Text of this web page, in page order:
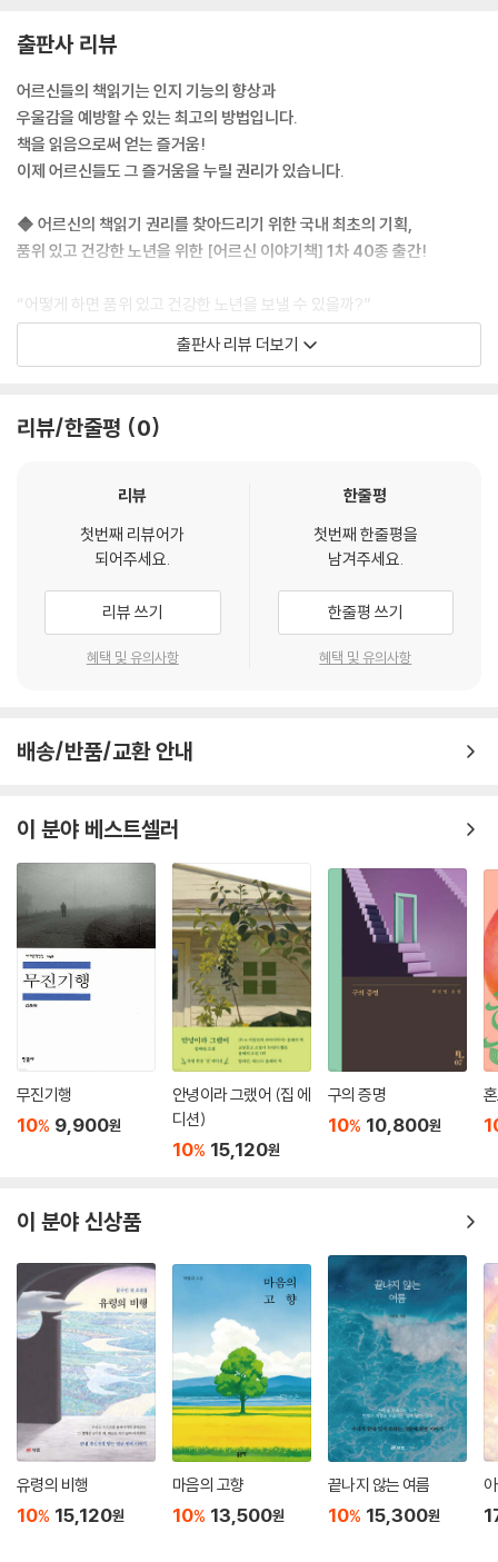
출판사 리뷰
어르신들의 책읽기는 인지 기능의 향상과
우울감을 예방할 수 있는 최고의 방법입니다.
책을 읽음으로써 얻는 즐거움!
이제 어르신들도 그 즐거움을 누릴 권리가 있습니다.
◆ 어르신의 책읽기 권리를 찾아드리기 위한 국내 최초의 기획,
품위 있고 건강한 노년을 위한 [어르신 이야기책] 1차 40종 출간!
“어떻게 하면 품위 있고 건강한 노년을 보낼 수 있을까?”
이에 전문가들은 어르신의 지적 활동을 적극 권장하고 있습니다. 한마디로
책읽기이지요. 하지만 현실은 어르신들께 어린이들이 보는 그림책을 권하
었습니다.
고 자격을 갖추는 것은 아닙니다. 건강한 기억인자가 활성화될 수 있는 소
할 격에 맞는 그림이 함께 어우러져야 합니다.
[어르신 이야기책]은 분당서울대학교병원 신경인지센터 책임자인 김상윤
박사의 자문을 받아 어르신들이 생생하게 기억하는 요소들을 이끌어내기
에 적합한 소재의 글로 선정했으며, 글의 소재들을 그림으로 표현해서 글
과 그림이 동시에 인지 기능을 자극할 수 있게 작업했습니다.
글은 우리나라를 대표하는 작가들의 작품에서 가려 뽑아냈으며, 그림은 그
[어르신 이야기책]은 네 종류로 이루어져 있습니다.
긴글(9종)은 글 읽기에 부담이 없는 분들을 위한 책, 중간글(8종)은 긴글
을 조금 지루하게 느끼시는 분들을 위한 책, 짧은글(11종)은 중간글보다
더 짧은 글을 읽고 싶어하시는 분들을 위한 책, 마지막으로 글 읽기가 힘든
분들을 위한 그림책(12종)에는 그림과 그림에 덧붙이는 한 줄을 실었습니
다.
[어르신 이야기책]이 지닌 의미를 김상윤 교수의 ‘추천의 글’로 대신합니
추천의 글
인간 삶의 목표는 즐거움입니다. 이는 나이에 관계없습니다. 일차적인 감
가고 깊은 울림을 줍니다.
인지와 사유에서 오는 즐거움을 얻을 수 있는 가장 쉽고 확실한 방법은 책
을 읽는 것입니다.
책을 읽고, 그 내용과 의미를 파악하고, 나만의 생각을 불러오고, 정리하여
남에게 이야기를 들려주는 모든 행동은 뇌에서 일어납니다. 뇌를 깨우고
훈련시키는 좋은 방법이지요. 이는 모든 연령층에 똑같이 해당됩니다. 단,
나이가 듦에 따라 시력이 약해지고 집중력은 떨어집니다. 하지만 어르신들
도 책을 읽음으로써 얻을 수 있는 즐거움에 대한 권리가 있습니다. 이제 어
르신들이 이러한 즐거움에 보다 적극적으로 다가가기 위한 책들이 지성사
에서 발간됩니다. 우리나라에서는 최초의 시도이고, 해외에서도 그 예를
찾기가 힘듭니다. 아무쪼록 어르신 독자들의 의견을 통해 더 좋은 책들을
제작하고 출간하기를 지켜보고 싶습니다.
어르신들의 독서 시간을 늘리는 것은 인지 기능의 저하와 우울감의 발생을
출판사 리뷰 더보기
리뷰/한줄평 0
리뷰
첫번째 리뷰어가
되어주세요.
리뷰 쓰기
혜택 및 유의사항
한줄평
첫번째 한줄평을
남겨주세요.
한줄평 쓰기
혜택 및 유의사항
배송/반품/교환 안내
이 분야 베스트셀러
무진기행
10% 9,900원
안녕이라 그랬어 (집 에
디션)
10% 15,120원
구의 증명
10% 10,800원
이 분야 신상품
유령의 비행
10% 15,120원
마음의 고향
10% 13,500원
끝나지 않는 여름
10% 15,300원